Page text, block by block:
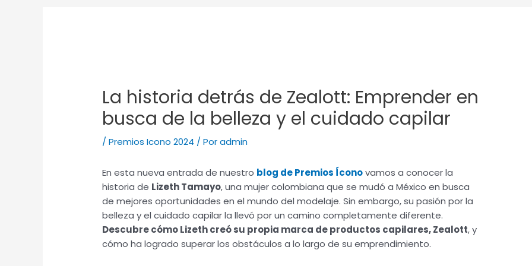
La historia detrás de Zealott: Emprender en
busca de la belleza y el cuidado capilar
/Premios Icono 2024 / Poradmin
En esta nueva entrada de nuestro blog de Premios Íconovamos a conocer la
historia de Lizeth Tamayo, una mujer colombiana que se mudó a México en busca
de mejores oportunidades en el mundo del modelaje. Sin embargo, su pasión por la
belleza y el cuidado capilar la llevó por un camino completamente diferente.
Descubre cómo Lizeth creó su propia marca de productos capilares, Zealott, y
cómo ha logrado superar los obstáculos a lo largo de su emprendimiento.